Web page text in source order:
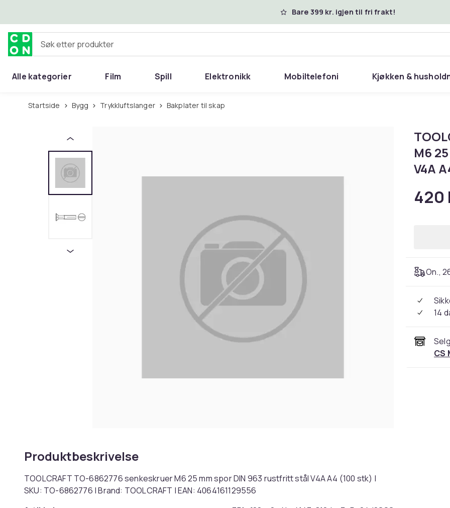
Bare 399 kr. igjen til fri frakt!
Søk etter produkter
Alle kategorier Film Spill Elektronikk Mobiltelefoni Kjøkken &
Startside Bygg Trykkluftslanger Bakplater til skap
Produktbeskrivelse
TOOLCRAFT TO-6862776 senkeskruer M6 25 mm spor DIN 963 rustfritt stål V4A A4 (100 stk) |
SKU: TO-6862776 | Brand: TOOLCRAFT | EAN: 4064161129556
M6
V4A
420
On.,
14
CS